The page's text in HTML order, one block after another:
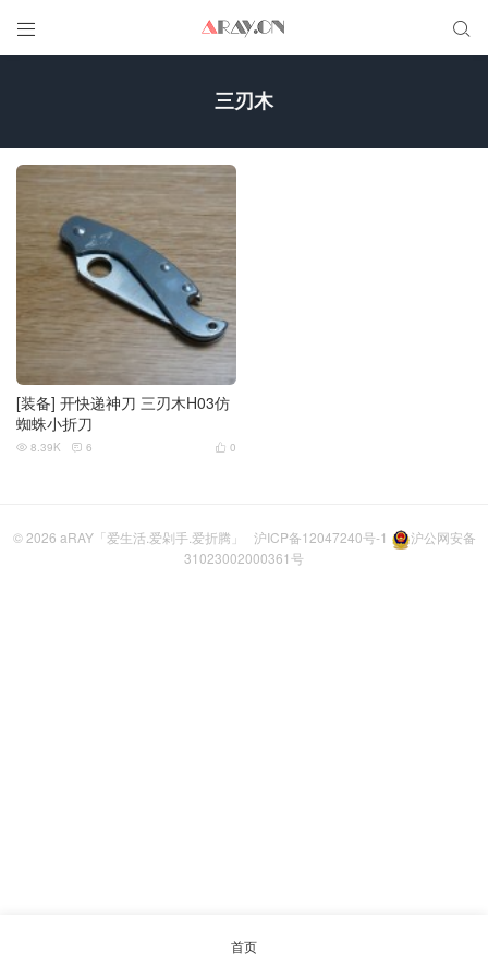
 
三刃木
[装备] 开快递神刀 三刃木H03仿
蜘蛛小折刀
 0
 8.39K  6
© 2026 aRAY「爱生活.爱剁手.爱折腾」 沪ICP备12047240号-1
沪公网安备
31023002000361号
首页